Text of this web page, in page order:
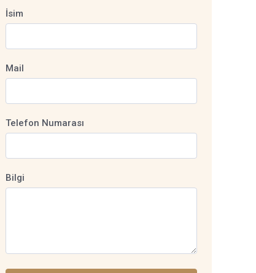
İsim
Mail
Telefon Numarası
Bilgi